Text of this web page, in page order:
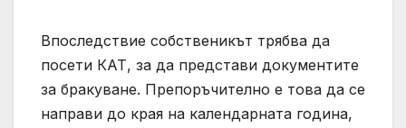
Впоследствие собственикът трябва да
посети КАТ, за да представи документите
за бракуване. Препоръчително е това да се
направи до края на календарната година,